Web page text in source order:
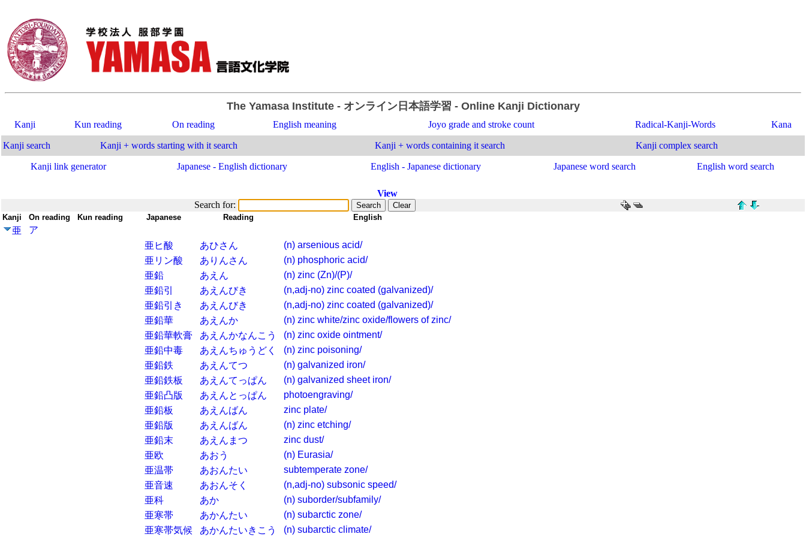
The Yamasa Institute- オンライン日本語学習 - Online Kanji Dictionary
Kanji Kun reading On reading English meaning Joyo grade and stroke count Radical-Kanji-Words Kana
Kanji search Kanji + words starting with it search Kanji + words containing it search Kanji complex search
Kanji link generator Japanese - English dictionary English - Japanese dictionary Japanese word search English word search
View
Search for:
Kanji On reading Kun reading Japanese Reading English
亜
ア
亜ヒ酸
あひさん
(n) arsenious acid/
亜リン酸
ありんさん
(n) phosphoric acid/
亜鉛
あえん
(n) zinc (Zn)/(P)/
亜鉛引
あえんびき
(n,adj-no) zinc coated (galvanized)/
亜鉛引き
あえんびき
(n,adj-no) zinc coated (galvanized)/
亜鉛華
あえんか
(n) zinc white/zinc oxide/flowers of zinc/
亜鉛華軟膏
あえんかなんこう
(n) zinc oxide ointment/
亜鉛中毒
あえんちゅうどく
(n) zinc poisoning/
亜鉛鉄
あえんてつ
(n) galvanized iron/
亜鉛鉄板
あえんてっぱん
(n) galvanized sheet iron/
亜鉛凸版
あえんとっぱん
photoengraving/
亜鉛板
あえんばん
zinc plate/
亜鉛版
あえんばん
(n) zinc etching/
亜鉛末
あえんまつ
zinc dust/
亜欧
あおう
(n) Eurasia/
亜温帯
あおんたい
subtemperate zone/
亜音速
あおんそく
(n,adj-no) subsonic speed/
亜科
あか
(n) suborder/subfamily/
亜寒帯
あかんたい
(n) subarctic zone/
亜寒帯気候
あかんたいきこう (n) subarctic climate/